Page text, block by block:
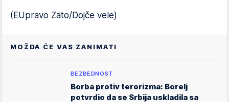
(EUpravo Zato/Dojče vele)
MOŽDA ĆE VAS ZANIMATI
BEZBEDNOST
Borba protiv terorizma: Borelj
potvrdio da se Srbija uskladila sa